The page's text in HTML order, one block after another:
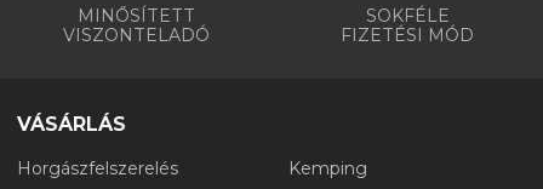
MINŐSÍTETT
VISZONTELADÓ
SOKFÉLE
FIZETÉSI MÓD
VÁSÁRLÁS
Horgászfelszerelés
Kemping